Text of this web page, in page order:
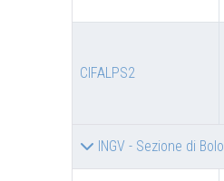
CIFALPS2
INGV - Sezione di